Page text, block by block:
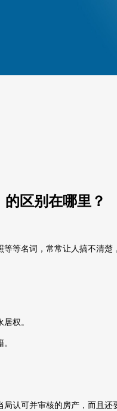
区别在哪里？
等名词，常常让人搞不清
权。
局认可并审核的房产，而且还